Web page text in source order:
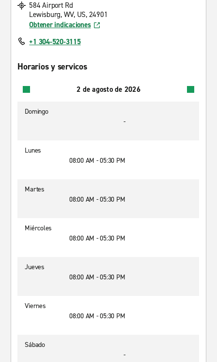
584 Airport Rd
Lewisburg, WV, US, 24901
Obtener indicaciones
+1 304-520-3115
Horarios y servicos
2 de agosto de 2026
Domingo
-
Lunes
08:00 AM - 05:30 PM
Martes
08:00 AM - 05:30 PM
Miércoles
08:00 AM - 05:30 PM
Jueves
08:00 AM - 05:30 PM
Viernes
08:00 AM - 05:30 PM
Sábado
-